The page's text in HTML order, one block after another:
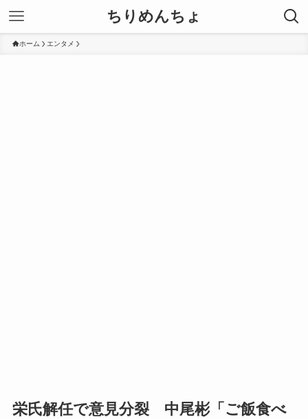
ちりめんちょ
ホーム エンタメ
栄氏解任で意見分裂 中尾彬「ご飯食べ